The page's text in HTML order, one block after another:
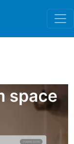
к основному